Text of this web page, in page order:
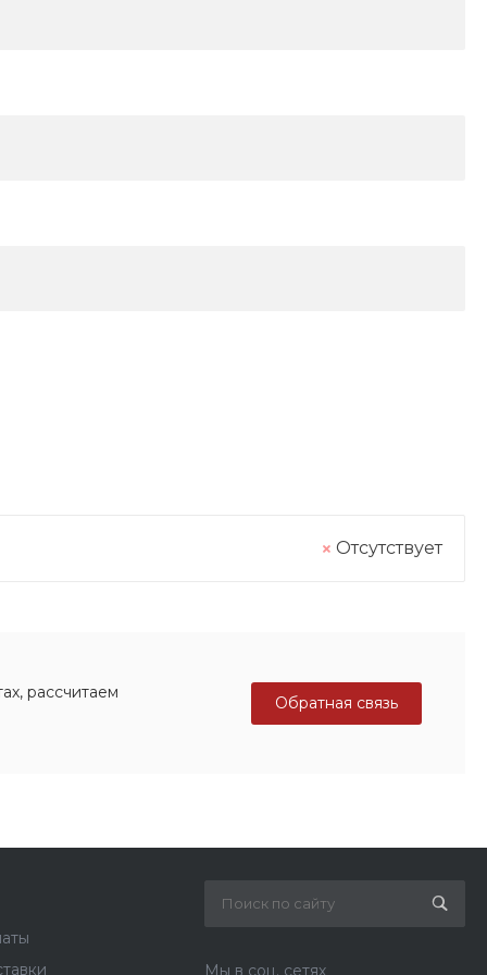
Отсутствует
рассчитаем
Обратная связь
Мы в соц. сетях